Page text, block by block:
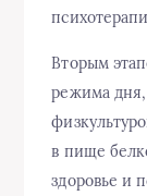
Вторым
режима дня,
в пище
здоровье и